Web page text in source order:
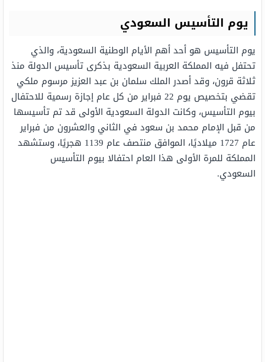
يوم التأسيس السعودي
يوم التأسيس هو أحد أهم الأيام الوطنية السعودية، والذي
تحتفل فيه المملكة العربية السعودية بذكرى تأسيس الدولة منذ
ثلاثة قرون، وقد أصدر الملك سلمان بن عبد العزيز مرسوم ملكي
تقضي بتخصيص يوم 22 فبراير من كل عام إجازة رسمية للاحتفال
بيوم التأسيس، وكانت الدولة السعودية الأولى قد تم تأسيسها
من قبل الإمام محمد بن سعود في الثاني والعشرون من فبراير
عام 1727 ميلاديًا، الموافق منتصف عام 1139 هجريًا، وستشهد
المملكة للمرة الأولى هذا العام احتفالا بيوم التأسيس
السعودي.